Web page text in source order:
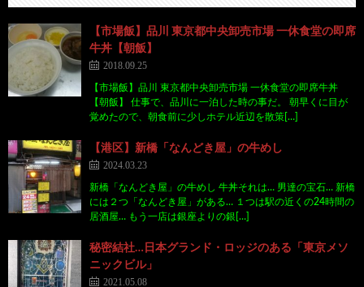
【市場飯】品川 東京都中央卸売市場 一休食堂の即席
牛丼【朝飯】
2018.09.25
【市場飯】品川 東京都中央卸売市場 一休食堂の即席牛丼
【朝飯】 仕事で、品川に一泊した時の事だ。 朝早くに目が
覚めたので、朝食前に少しホテル近辺を散策[…]
【港区】新橋「なんどき屋」の牛めし
2024.03.23
新橋「なんどき屋」の牛めし 牛丼それは… 男達の宝石… 新橋
には２つ「なんどき屋」がある… １つは駅の近くの24時間の
居酒屋… もう一店は銀座よりの銀[…]
秘密結社…日本グランド・ロッジのある「東京メソ
ニックビル」
2021.05.08